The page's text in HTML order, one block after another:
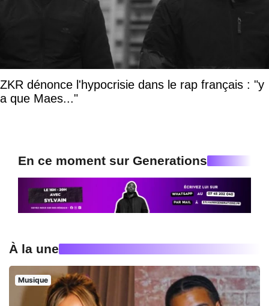
ZKR dénonce l'hypocrisie dans le rap français : "y
a que Maes..."
En ce moment sur Generations
À la une
Musique